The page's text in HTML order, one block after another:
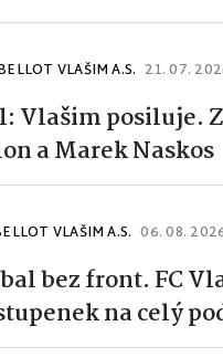
VLAŠIM A.S. 21. 07.
Vlašim posiluje.
a Marek Naskos
VLAŠIM A.S. 06. 08.
bez front. FC
na celý